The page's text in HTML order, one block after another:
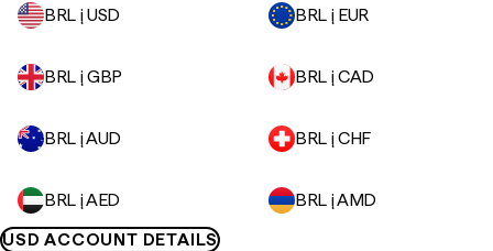
BRL į USD
BRL į EUR
BRL į GBP BRL į CAD
BRL į AUD BRL į CHF
BRL į AED
BRL į AMD
USD ACCOUNT DETAILS